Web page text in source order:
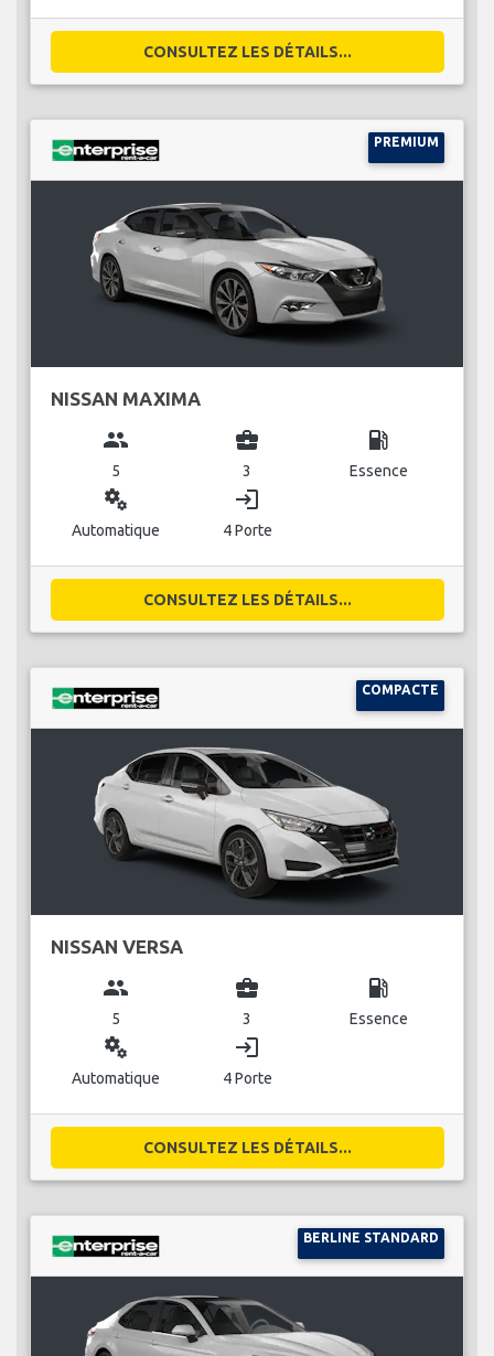
CONSULTEZ LES DÉTAILS...
PREMIUM
NISSAN MAXIMA
group
5
business_center
3
local_gas_station
Essence
miscellaneous_services
Automatique
login
4 Porte
CONSULTEZ LES DÉTAILS...
COMPACTE
NISSAN VERSA
group
5
business_center
3
local_gas_station
Essence
miscellaneous_services
Automatique
login
4 Porte
CONSULTEZ LES DÉTAILS...
BERLINE STANDARD